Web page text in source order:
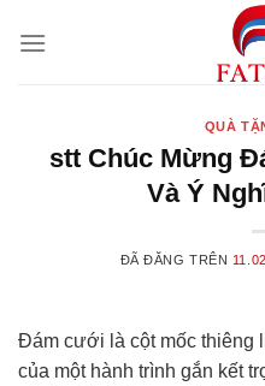
đến
QUÀ
stt Chúc Mừng
Và Ý
ĐÃ ĐĂNG TRÊN
Đám cưới là cột mốc thiêng
của một hành trình gắn kết